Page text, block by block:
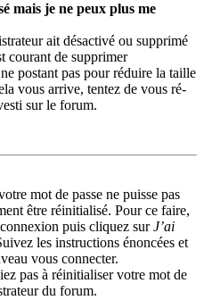
mais je ne peux plus me
ait désactivé ou supprimé
courant de supprimer
postant pas pour réduire la taille
vous arrive, tentez de vous ré-
sur le forum.
mot de passe ne puisse pas
être réinitialisé. Pour ce faire,
puis cliquez surJ’ai
les instructions énoncées et
vous connecter.
pas à réinitialiser votre mot de
du forum.